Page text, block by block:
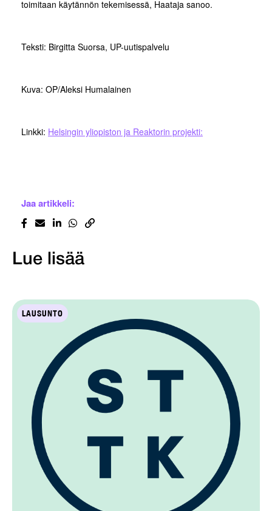
toimitaan käytännön tekemisessä, Haataja sanoo.
Teksti: Birgitta Suorsa, UP-uutispalvelu
Kuva: OP/Aleksi Humalainen
Linkki: Helsingin yliopiston ja Reaktorin projekti:
Jaa artikkeli:
Lue lisää
LAUSUNTO